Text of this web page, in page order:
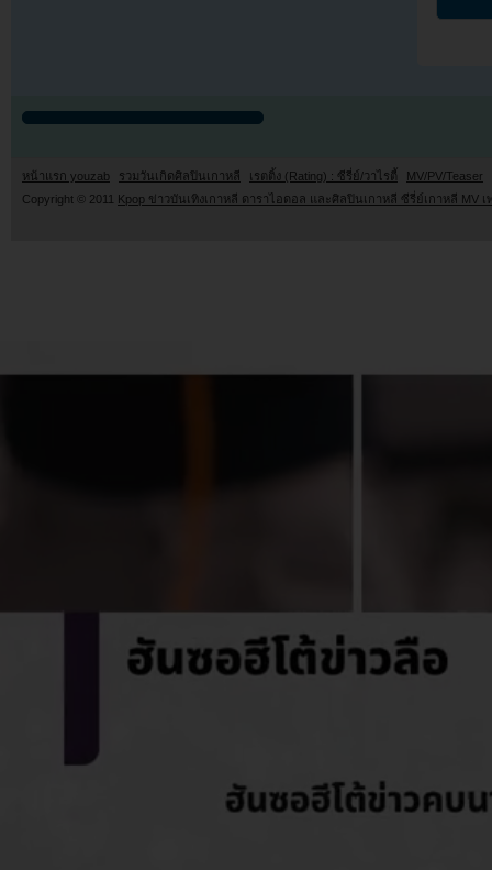
หน้าแรก youzab รวมวันเกิดศิลปินเกาหลี เรตติ้ง (Rating) : ซีรี่ย์/วาไรตี้
MV/PV/Teaser
Copyright © 2011 Kpop ข่าวบันเทิงเกาหลี ดาราไอดอล และศิลปินเกาหลี ซีรี่ย์เกาหลี MV